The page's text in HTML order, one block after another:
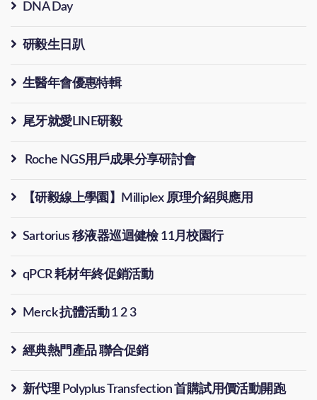
DNA Day
研毅生日趴
生醫年會優惠特輯
尾牙就愛LINE研毅
Roche NGS用戶成果分享研討會
【研毅線上學園】Milliplex 原理介紹與應用
Sartorius 移液器巡迴健檢 11月校園行
qPCR 耗材年終促銷活動
Merck 抗體活動 1 2 3
經典熱門產品 聯合促銷
新代理 Polyplus Transfection 首購試用價活動開跑